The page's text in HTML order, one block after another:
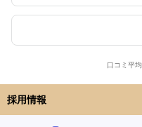
口コミ平均
採用情報